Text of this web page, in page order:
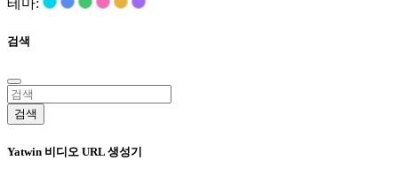
테마:
검색
검색
Yatwin 비디오 URL 생성기